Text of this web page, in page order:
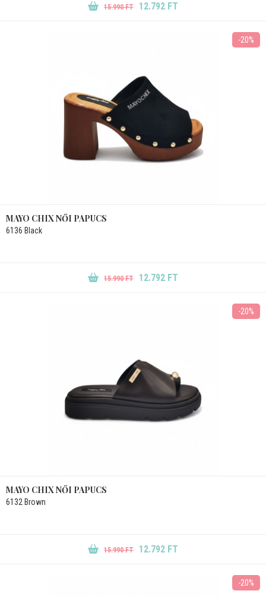
15.990 FT 12.792 FT
-20%
MAYO CHIX NŐI PAPUCS
6136 Black
15.990 FT 12.792 FT
-20%
MAYO CHIX NŐI PAPUCS
6132 Brown
15.990 FT 12.792 FT
-20%